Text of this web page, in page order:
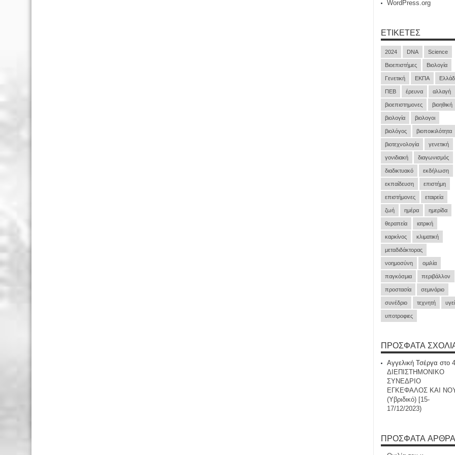
WordPress.org
ΕΤΙΚΈΤΕΣ
2024 DNA Science
Βιοεπιστήμες Βιολογία
Γενετική ΕΚΠΑ
ΠΕΒ έρευνα αλλαγή
βιοεπιστημονες βιοηθική
βιολογία βιολογοι
βιολόγος βιοποικιλότητα
βιοτεχνολογία γενετική
γονιδιακή διαγωνισμός
διαδικτυακό εκδήλωση
εκπαίδευση επιστήμη
επιστήμονες εταιρεία
ζωή ημέρα ημερίδα
θεραπεία ιατρική
καρκίνος κλιματική
μεταδιδάκτορας
νοημοσύνη ομιλία
παγκόσμια περιβάλλον
προστασία σεμινάριο
συνέδριο τεχνητή
υποτροφιες
ΠΡΌΣΦΑΤΑ
Αγγελική Τσέργα στο
ΔΙΕΠΙΣΤΗΜΟΝΙΚΟ
ΣΥΝΕΔΡΙΟ
ΕΓΚΕΦΑΛΟΣ ΚΑΙ
(Υβριδικό) [15-
17/12/2023)
ΠΡΌΣΦΑΤΑ ΆΡΘΡΑ